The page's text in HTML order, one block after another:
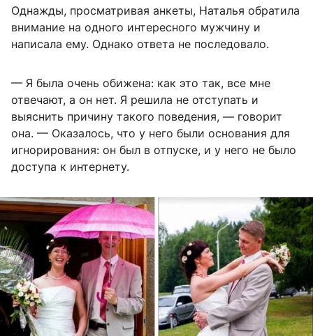
Однажды, просматривая анкеты, Наталья обратила
внимание на одного интересного мужчину и
написала ему. Однако ответа не последовало.
— Я была очень обижена: как это так, все мне
отвечают, а он нет. Я решила не отступать и
выяснить причину такого поведения, — говорит
она. — Оказалось, что у него были основания для
игнорирования: он был в отпуске, и у него не было
доступа к интернету.